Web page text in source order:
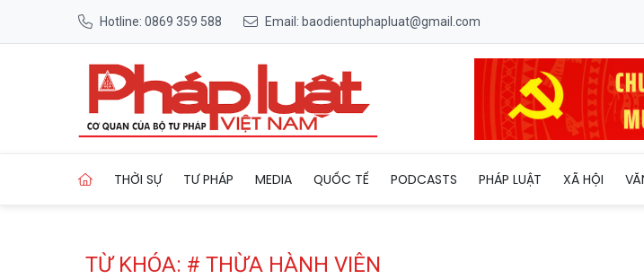
Hotline: 0869 359 588 Email: baodientuphapluat@gmail.com
THỜI SỰ TƯ PHÁP MEDIA QUỐC TẾ PODCASTS PHÁP LUẬT XÃ HỘI
TỪ KHÓA: # THỪA HÀNH VIÊN